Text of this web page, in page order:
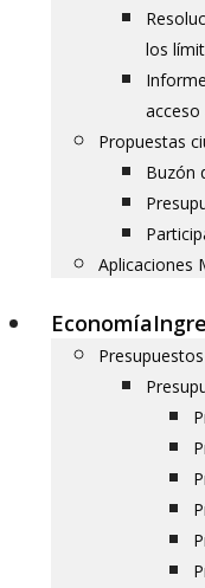
los
Propuestas
Buzón
Aplicaciones
Economía